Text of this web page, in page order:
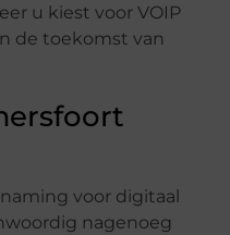
u kiest voor VOIP
de toekomst van
voor digitaal
nagenoeg